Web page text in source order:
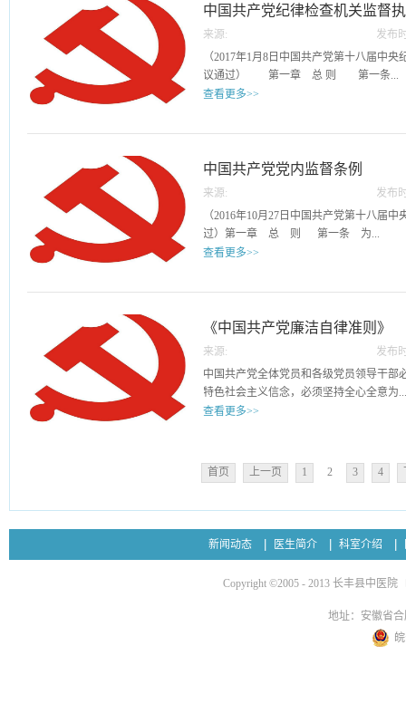
人。 第五条 问责应当分清责任。党组
有全面领导责任，领导班子主要负责人和
领导责任，参与决策和工作的班子其
六条 党组织和党的领导干部违反党章和
导弱化，党的理论和路线方针政策、党中
的； （二）党的建设缺失，党内政治
全，党组织软弱涣散，党性教育特别是理
项规定精神不落实，作风建设流于形式
出，党内和群众反映强烈，损害党的形象
关、国有企业、事业单位、人民团体和国
据有关法律法规，结合本省实际，制定本
是指为预防国家机关、国有企业、事业
利用职权实施贪污贿赂、渎职、侵犯公民
其他犯罪而开展的工作。 本条例所称国
业和事业单位委派到非国有企业、事业单
彻标本兼治、综合治理、惩防并举、注重
专门预防、社会预防等多种方法，建立教
系。 第四条 预防职务犯罪工作实行国家
人民团体各司其职、各负其责，社会各界
机关在各自职责范围内承担预防职务犯罪
罪工作实行单位主体责任制，单位主要
作的第一责任人，其他负责人根据工作分
罪工作负主要领导...
中国共产党纪律检查机关监督
来源:
发布
20
（2017年1月8日中国共产党第十八届中
议通过） 第一章 总 则 第一条...
执纪工作以马克思列宁主义、毛泽东思想
要思想、科学发展观为指导，深入贯彻习
铁还需自身硬要求，建设忠诚干净担
监督执纪工作应当遵循以下原则： （
的党中央集中统一领导，牢固树立政治意
（二）坚持纪律检查工作双重领导体制，
告； （三）坚持以事实为依据，以党
严相济，惩前毖后、治病救人； （四
格工作程序、有效管控风险点，强化对监
约。 第四条 监督执纪工作应当把纪律
态；党纪轻处分、组织调整成为违纪处理
调、相互制约的工作机制。市地级以上
部门负责对违纪行为进行初步核实和立案
综合协调和监督管理，案件审理部门负
体制 第六条 监督执纪工作实行分级
查看更多>>
中国共产党党内监督条例
来源:
发布
20
（2016年10月27日中国共产党第十八届
过）第一章 总 则 第一条 为...
条 党内监督以马克思列宁主义、毛泽东
表”重要思想、科学发展观为指导，深入
布局，尊崇党章，依规治党，坚持党内监
强党在长期执政条件下自我净化、自我完
力，确保党始终成为中国特色社会主义
责、有责要担当，用权受监督、失责必
在全党有效执行，维护党的团结统一，
设缺失、全面从严治党不力，党的观念淡
党治党宽松软问题，保证党的组织充分
监督的主要内容是： （一）遵守党章党
宗旨，模范遵守宪法法律情况； （二）
查看更多>>
《中国共产党廉洁自律准则》
来源:
发布
20
中国共产党全体党员和各级党员领导干部
特色社会主义信念，必须坚持全心全意为
高尚道德情操，努力弘扬中华民族传统美
葆党的先进性和纯洁性。 党员廉洁
四条 坚持吃苦在前，享受在后，甘于
想道德境界。 第八条 廉洁齐家，自觉
查看更多>>
首页 上一页 1 2 3 4
新闻动态 医生简介 科室介绍
Copyright ©2005 - 2013 长丰县中医院
地址：安徽省